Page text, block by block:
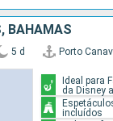
BAHAMAS
5 d Porto
Ideal para
da Disney
incluídos